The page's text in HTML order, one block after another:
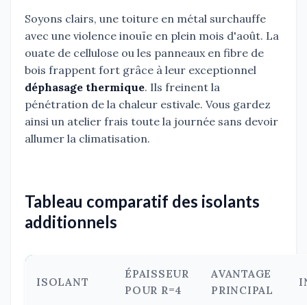
Soyons clairs, une toiture en métal surchauffe
avec une violence inouïe en plein mois d'août. La
ouate de cellulose ou les panneaux en fibre de
bois frappent fort grâce à leur exceptionnel
déphasage thermique. Ils freinent la
pénétration de la chaleur estivale. Vous gardez
ainsi un atelier frais toute la journée sans devoir
allumer la climatisation.
Tableau comparatif des isolants
additionnels
ISOLANT
ÉPAISSEUR
POUR R=4
AVANTAGE
PRINCIPAL